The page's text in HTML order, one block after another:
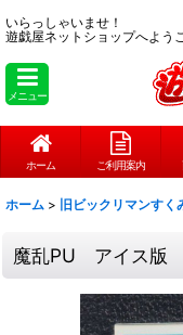
いらっしゃいませ！
遊戯屋ネットショップへよう
メニュー
ホーム ご利用案内
ホーム > 旧ビックリマンすく
魔乱PU アイス版